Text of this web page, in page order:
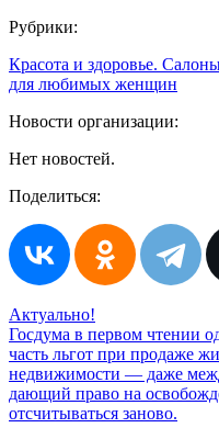
Рубрики:
Красота и здоровье.
для любимых женщин
Новости организации:
Нет новостей.
Поделиться:
Актуально!
Госдума в первом чтении
часть льгот при продаже
недвижимости — даже
дающий право на
отсчитываться заново.